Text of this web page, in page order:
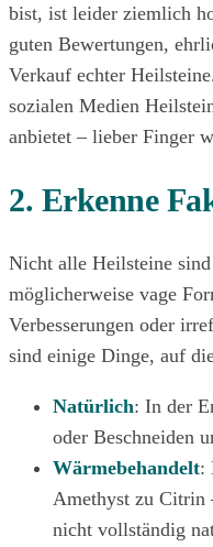
bist, ist leider ziemlich
guten Bewertungen,
Verkauf echter
sozialen Medien
anbietet – lieber Finger
2. Erkenne
Nicht alle Heilsteine
möglicherweise vage
Verbesserungen oder
sind einige Dinge, auf
Natürlich: In der
oder Beschneiden
Wärmebehandelt:
Amethyst zu Citrin
nicht vollständig